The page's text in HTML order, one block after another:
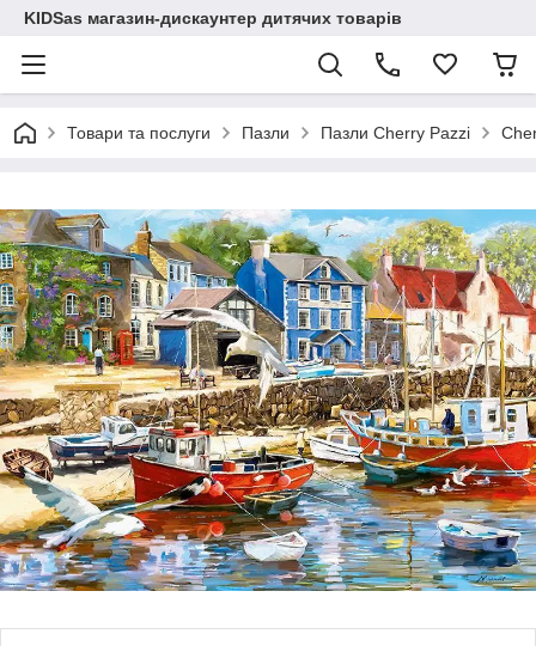
KIDSas магазин-дискаунтер дитячих товарів
Товари та послуги Пазли Пазли Cherry Pazzi